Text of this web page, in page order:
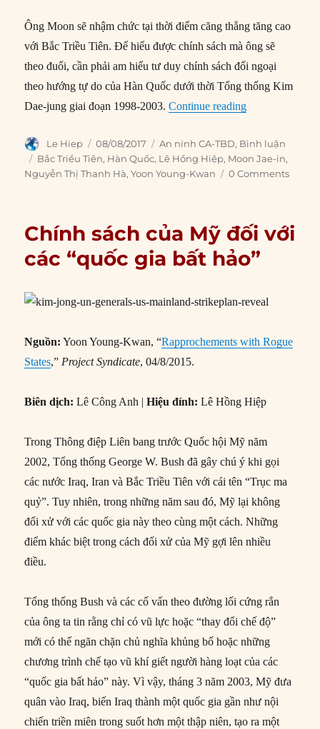
Ông Moon sẽ nhậm chức tại thời điểm căng thẳng tăng cao
với Bắc Triều Tiên. Để hiểu được chính sách mà ông sẽ
theo đuổi, cần phải am hiểu tư duy chính sách đối ngoại
theo hướng tự do của Hàn Quốc dưới thời Tổng thống Kim
Dae-jung giai đoạn 1998-2003.Continue reading“‘Chính sách
Author
Le Hiep
Posted
on
08/08/2017 Categories
An ninh CA-TBD, Bình luận
Tags
Bắc Triều Tiên, Hàn Quốc, Lê Hồng Hiệp, Moon Jae-in,
Nguyễn Thị Thanh Hà,Yoon Young-Kwan 0 Comments
Chính sách của Mỹ đối với
các “quốc gia bất hảo”
Nguồn: Yoon Young-Kwan, “Rapprochements with Rogue
States,” Project Syndicate, 04/8/2015.
Biên dịch: Lê Công Anh |Hiệu đính:Lê Hồng Hiệp
Trong Thông điệp Liên bang trước Quốc hội Mỹ năm
2002, Tổng thống George W. Bush đã gây chú ý khi gọi
các nước Iraq, Iran và Bắc Triều Tiên với cái tên “Trục ma
quỷ”. Tuy nhiên, trong những năm sau đó, Mỹ lại không
đối xử với các quốc gia này theo cùng một cách. Những
điểm khác biệt trong cách đối xử của Mỹ gợi lên nhiều
điều.
Tổng thống Bush và các cố vấn theo đường lối cứng rắn
của ông ta tin rằng chỉ có vũ lực hoặc “thay đổi chế độ”
mới có thể ngăn chặn chủ nghĩa khủng bố hoặc những
chương trình chế tạo vũ khí giết người hàng loạt của các
“quốc gia bất hảo” này. Vì vậy, tháng 3 năm 2003, Mỹ đưa
quân vào Iraq, biến Iraq thành một quốc gia gần như nội
chiến triền miên trong suốt hơn một thập niên, tạo ra một